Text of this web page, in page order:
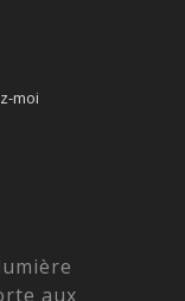
moi
aux